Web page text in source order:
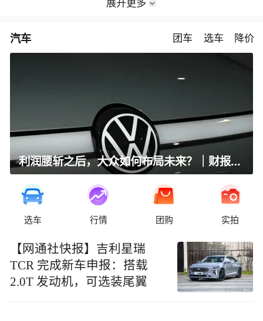
展开更多
汽车 团车 选车 降价
利润腰斩之后，大众如何布局未来？｜财报全视角
选车 行情 团购 实拍
【网通社快报】吉利星瑞
TCR 完成新车申报：搭载
2.0T 发动机，可选装尾翼